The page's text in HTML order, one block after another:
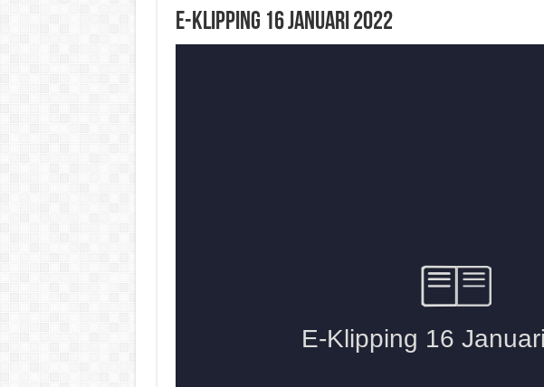
E-Klipping 16 Januari 2022